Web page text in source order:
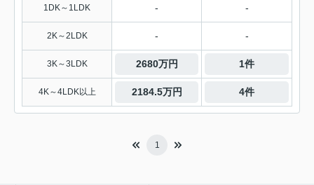
1DK～1LDK - -
2K～2LDK - -
3K～3LDK 2680万円 1件
4K～4LDK以上 2184.5万円 4件
1